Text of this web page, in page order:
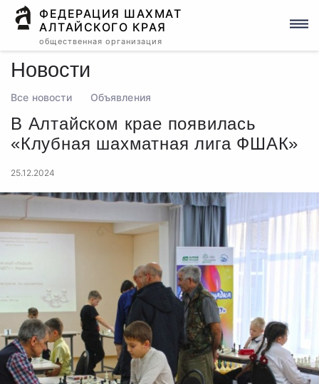
ФЕДЕРАЦИЯ ШАХМАТ
АЛТАЙСКОГО КРАЯ
общественная организация
Новости
Все новости Объявления
В Алтайском крае появилась
«Клубная шахматная лига ФШАК»
25.12.2024